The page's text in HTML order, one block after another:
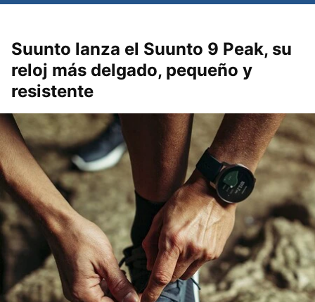
Suunto lanza el Suunto 9 Peak, su
reloj más delgado, pequeño y
resistente